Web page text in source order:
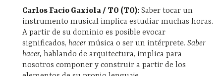
Carlos Facio Gaxiola / TO (TO): Saber tocar un
instrumento musical implica estudiar muchas horas.
A partir de su dominio es posible evocar
significados, hacer música o ser un intérprete. Saber
hacer, hablando de arquitectura, implica para
nosotros componer y construir a partir de los